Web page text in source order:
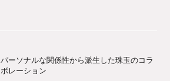
パーソナルな関係性から派生した珠玉のコラ
ボレーション